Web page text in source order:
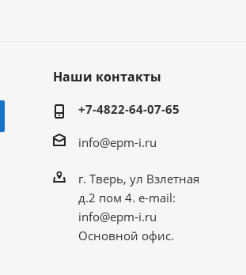
Наши контакты
+7-4822-64-07-65
info@epm-i.ru
г. Тверь, ул Взлетная
д.2 пом 4. e-mail:
info@epm-i.ru
Основной офис.